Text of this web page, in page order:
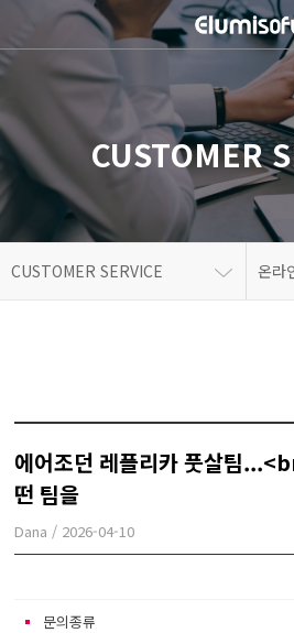
CUSTOMER
CUSTOMER SERVICE 온라
에어조던 레플리카 풋살팀
떤 팀을
Dana / 2026-04-10
문의종류